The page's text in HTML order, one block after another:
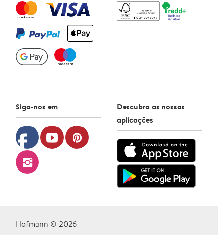
Siga-nos em
facebook youtube pinterest
instagram
Descubra as nossas
aplicações
Hofmann © 2026